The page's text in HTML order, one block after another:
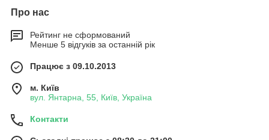
Про нас
Рейтинг не сформований
Менше 5 відгуків за останній рік
Працює з 09.10.2013
м. Київ
вул. Янтарна, 55, Київ, Україна
Контакти